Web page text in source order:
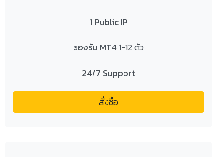
Search
1 Public IP
รองรับ MT41-12 ตัว
24/7 Support
สั่งซื้อ